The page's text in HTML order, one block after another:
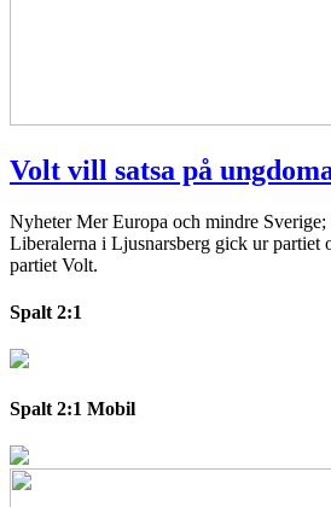
Volt vill satsa på
Nyheter Mer Europa och mindre Sverige;
Liberalerna i Ljusnarsberg gick ur partiet
partiet Volt.
Spalt 2:1
Spalt 2:1 Mobil